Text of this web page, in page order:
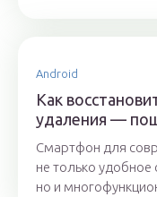
Android
Как
удаления —
Смартфон для
не только удобное
но и